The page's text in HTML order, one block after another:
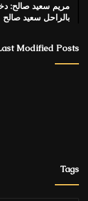
بالراحل سعيد صالح
Modified Posts
Tags